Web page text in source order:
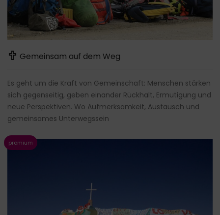
Gemeinsam auf dem Weg
Es geht um die Kraft von Gemeinschaft: Menschen stärken
sich gegenseitig, geben einander Rückhalt, Ermutigung und
neue Perspektiven. Wo Aufmerksamkeit, Austausch und
gemeinsames Unterwegssein